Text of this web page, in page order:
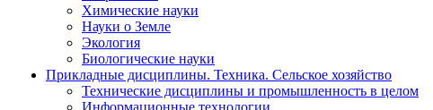
Химические науки
Науки о Земле
Экология
Биологические науки
Прикладные дисциплины. Техника. Сельское хозяйство
Технические дисциплины и промышленность в целом
Информационные технологии